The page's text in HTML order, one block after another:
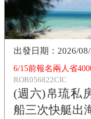
6/15前報名兩人省
ROR056822CIC
(週六)帛琉私
船三次快艇出
2026/